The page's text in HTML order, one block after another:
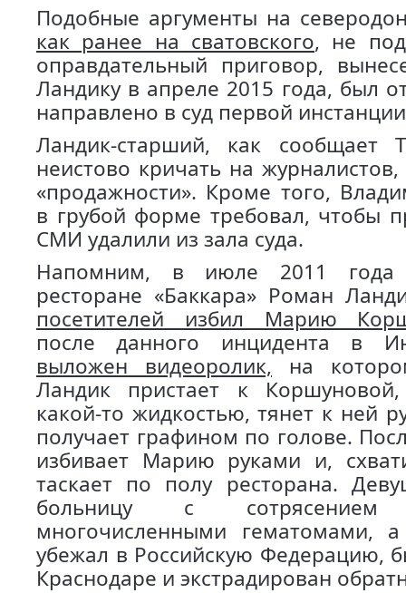
Подобные аргументы на
как ранее на сватовского, не
оправдательный приговор,
Ландику в апреле 2015 года, был
направлено в суд первой
Ландик-старший, как сообщает
неистово кричать на
«продажности». Кроме того,
в грубой форме требовал, чтобы
СМИ удалили из зала суда.
Напомним, в июле 2011 года
ресторане «Баккара» Роман
посетителей избил Марию
после данного инцидента в
выложен видеоролик, на
Ландик пристает к
какой-то жидкостью, тянет к ней
получает графином по голове.
избивает Марию руками и,
таскает по полу ресторана.
больницу с
многочисленными гематомами,
убежал в Российскую Федерацию,
Краснодаре и экстрадирован